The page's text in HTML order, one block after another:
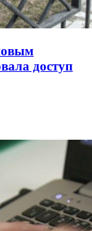
доступ